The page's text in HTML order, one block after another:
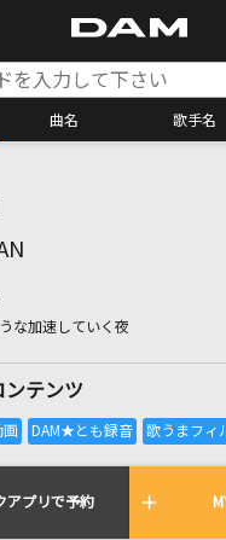
曲名 歌手名
全国りれき
アルタイムで歌われている曲
な加速していく夜
ンテンツ
アプリで予約